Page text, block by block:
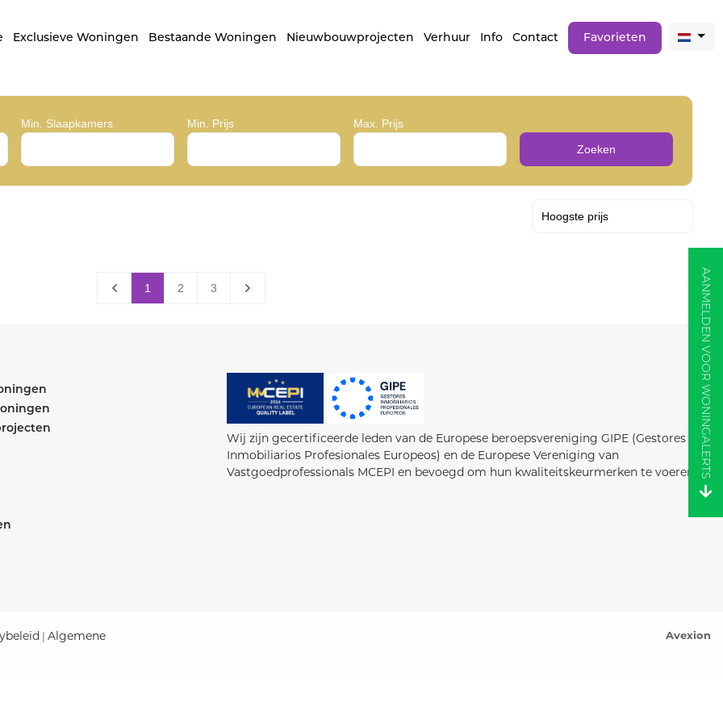
Exclusieve Woningen Bestaande Woningen Nieuwbouwprojecten Verhuur Info Contact Favorieten
AANMELDEN VOOR WONINGALERTS
Wij zijn gecertificeerde leden van de Europese beroepsvereniging GIPE (Gestores
Inmobiliarios Profesionales Europeos) en de Europese Vereniging van
Vastgoedprofessionals MCEPI en bevoegd om hun kwaliteitskeurmerken te voeren.
| Algemene Avexion